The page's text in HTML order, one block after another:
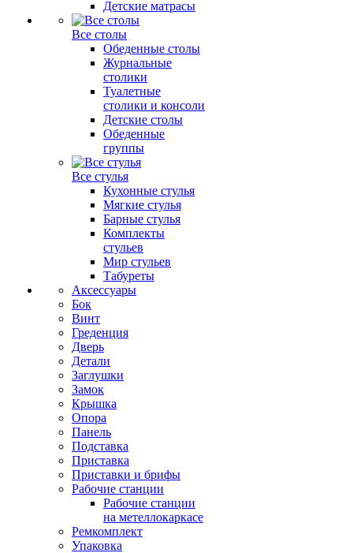
Детские матрасы
Все столы
Обеденные столы
Журнальные
столики
Туалетные
столики и консоли
Детские столы
Обеденные
группы
Все стулья
Кухонные стулья
Мягкие стулья
Барные стулья
Комплекты
стульев
Мир стульев
Табуреты
Аксессуары
Бок
Винт
Греденция
Дверь
Детали
Заглушки
Замок
Крышка
Опора
Панель
Подставка
Приставка
Приставки и брифы
Рабочие станции
Рабочие станции
на метеллокаркасе
Ремкомплект
Упаковка